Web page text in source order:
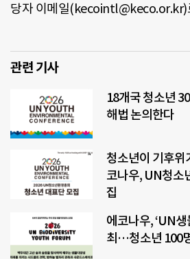
당자 이메일(kecointl@keco.or.kr)
관련 기사
18개국 청소년
해법 논의한다
청소년이 기후
코나우, UN청소
집
에코나우, ‘UN
최…청소년 100